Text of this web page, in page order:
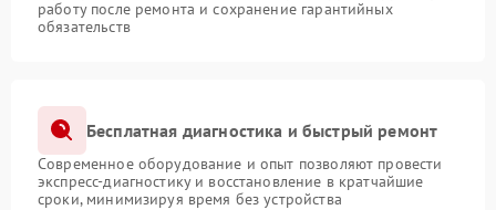
работу после ремонта и сохранение гарантийных
обязательств
Бесплатная диагностика и быстрый ремонт
Современное оборудование и опыт позволяют провести
экспресс-диагностику и восстановление в кратчайшие
сроки, минимизируя время без устройства